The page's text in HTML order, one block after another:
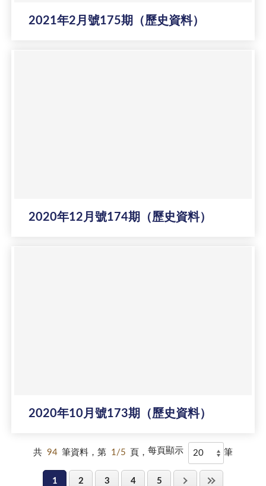
2021年2月號175期（歷史資料）
2020年12月號174期（歷史資料）
2020年10月號173期（歷史資料）
共 94 筆資料，第 1/5 頁， 每頁顯示 筆
1 2 3 4 5